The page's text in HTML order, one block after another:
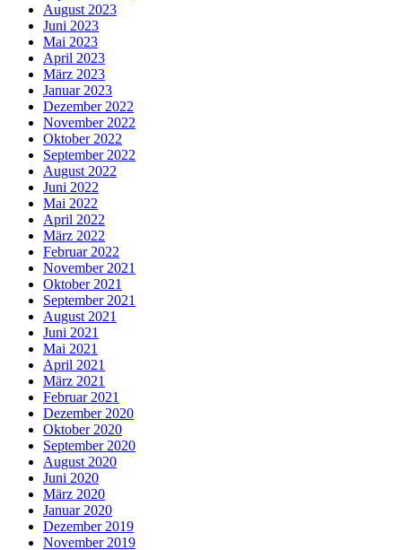
August 2023
Juni 2023
Mai 2023
April 2023
März 2023
Januar 2023
Dezember 2022
November 2022
Oktober 2022
September 2022
August 2022
Juni 2022
Mai 2022
April 2022
März 2022
Februar 2022
November 2021
Oktober 2021
September 2021
August 2021
Juni 2021
Mai 2021
April 2021
März 2021
Februar 2021
Dezember 2020
Oktober 2020
September 2020
August 2020
Juni 2020
März 2020
Januar 2020
Dezember 2019
November 2019